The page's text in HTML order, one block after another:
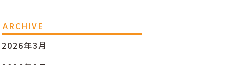
ARCHIVE
2026年3月